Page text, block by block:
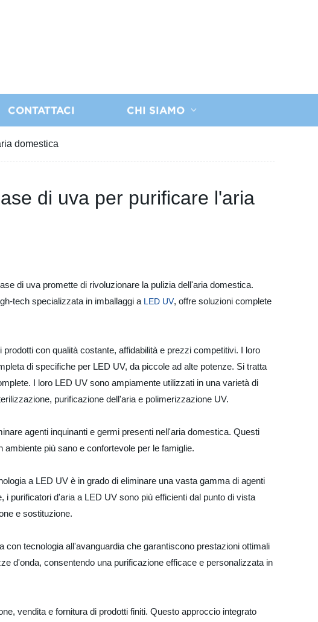
CONTATTACI CHI SIAMO
domestica
di uva per purificare l'aria
di uva promette di rivoluzionare la pulizia dell'aria domestica.
tech specializzata in imballaggi a LED UV, offre soluzioni complete
con qualità costante, affidabilità e prezzi competitivi. I loro
di specifiche per LED UV, da piccole ad alte potenze. Si tratta
I loro LED UV sono ampiamente utilizzati in una varietà di
purificazione dell'aria e polimerizzazione UV.
agenti inquinanti e germi presenti nell'aria domestica. Questi
più sano e confortevole per le famiglie.
a LED UV è in grado di eliminare una vasta gamma di agenti
purificatori d'aria a LED UV sono più efficienti dal punto di vista
e sostituzione.
tecnologia all'avanguardia che garantiscono prestazioni ottimali
d'onda, consentendo una purificazione efficace e personalizzata in
vendita e fornitura di prodotti finiti. Questo approccio integrato